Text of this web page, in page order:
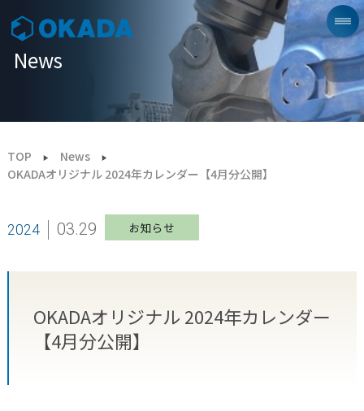
News
TOP
News
OKADAオリジナル 2024年カレンダー【4月分公開】
2024 03.29 お知らせ
OKADAオリジナル 2024年カレンダー
【4月分公開】